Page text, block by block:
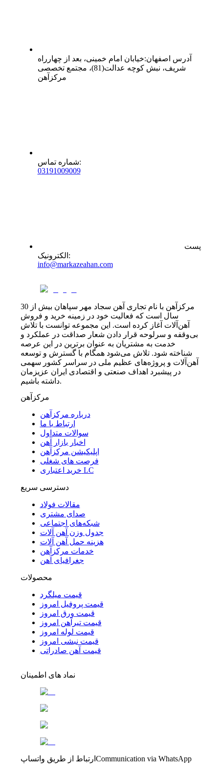
آدرس اصفهان:خیابان امام خمینی، بعد از چهارراه
شریف، نبش کوچه عدالت(81)، مجتمع تخصصی
مرکزآهن
شماره تماس:
03191009009
پست
الکترونیک :
info@markazeahan.com
مرکزآهن با نام تجاری آهن سجاد مهر سپاهان بیش از 30
سال است که فعالیت خود در زمینه خرید و فروش
آهن‌آلات آغاز کرده است. این مجموعه توانست با تلاش
بی‌وقفه و سرلوحه قرار دادن شعار صداقت در عملکرد و
خدمت به مشتریان به عنوان برترین در این عرصه
شناخته شود. تلاش می‌شود همگام با گسترش و توسعه
آهن‌آلات و پروژه‌های عظیم ملی در سراسر کشور سهمی
در پیشبرد اهداف صنعتی و اقتصادی ایران عزیزمان
داشته باشیم.
مرکزآهن
درباره مرکزآهن
ارتباط با ما
سوالات متداول
اخبار بازار آهن
اپلیکیشن مرکزآهن
فرصت های شغلی
خرید اعتباری LC
دسترسی سریع
مقالات فولاد
صدای مشتری
شبکه‌های اجتماعی
جدول وزن آهن آلات
هزینه حمل آهن آلات
خدمات مرکزآهن
جغرافیای آهن
محصولات
قیمت میلگرد
قیمت پروفیل امروز
قیمت ورق امروز
قیمت تیرآهن امروز
قیمت لوله امروز
قیمت نبشی امروز
قیمت آهن صادراتی
نماد های اطمینان
ارتباط از طریق واتساپ Communication via WhatsApp